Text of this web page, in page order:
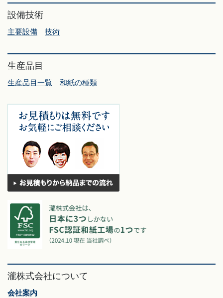
設備技術
主要設備 技術
生産品目
生産品目一覧 和紙の種類
瀧株式会社について
会社案内